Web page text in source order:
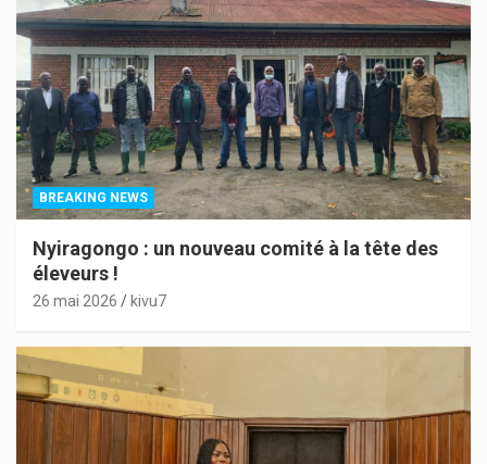
BREAKING NEWS
Nyiragongo : un nouveau comité à la tête des
éleveurs !
26 mai 2026 kivu7